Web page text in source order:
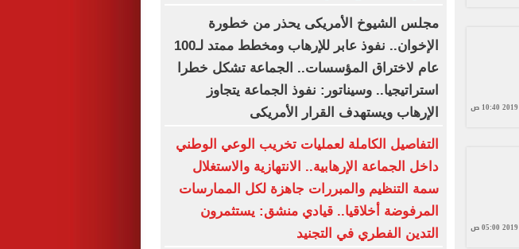
مجلس الشيوخ الأمريكى يحذر من خطورة
الإخوان.. نفوذ عابر للإرهاب ومخطط ممتد لـ100
عام لاختراق المؤسسات.. الجماعة تشكل خطرا
استراتيجيا.. وسيناتور: نفوذ الجماعة يتجاوز
الإرهاب ويستهدف القرار الأمريكى
التفاصيل الكاملة لعمليات تخريب الوعي الوطني
داخل الجماعة الإرهابية.. الانتهازية والاستغلال
سمة التنظيم والمبررات جاهزة لكل الممارسات
المرفوضة أخلاقيا.. قيادي منشق: يستثمرون
التدين الفطري في التجنيد